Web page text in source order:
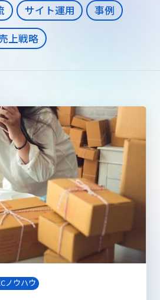
サイト運用
事例
上戦略
ノウハウ